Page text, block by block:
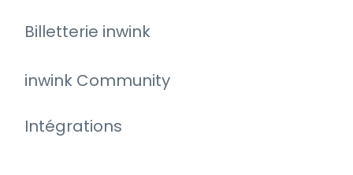
Billetterie inwink
inwink Community
Intégrations